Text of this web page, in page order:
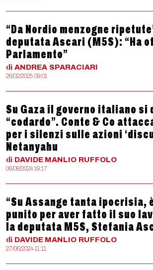
“Da Nordio menzogne
deputata Ascari (M5S): “Ha
Parlamento”
di ANDREA SPARACIARI
26/02/2025 09:01
Su Gaza il governo italiano si
“codardo”. Conte & Co
per i silenzi sulle azioni
Netanyahu
di DAVIDE MANLIO RUFFOLO
06/08/2024 19:17
“Su Assange tanta ipocrisia,
punito per aver fatto il suo
la deputata M5S, Stefania
di DAVIDE MANLIO RUFFOLO
27/06/2024 11:11